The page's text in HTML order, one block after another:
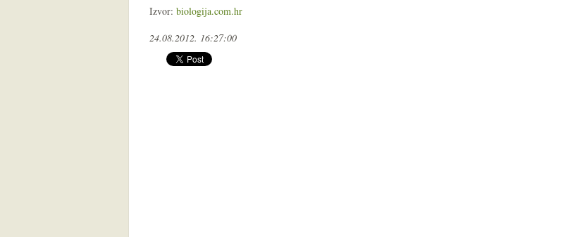
Izvor: biologija.com.hr
24.08.2012. 16:27:00